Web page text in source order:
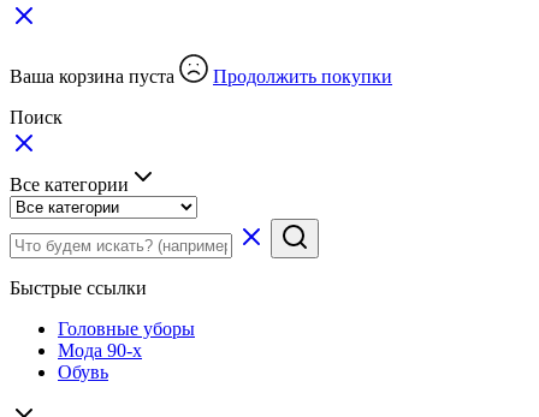
Ваша корзина пуста
Продолжить покупки
Поиск
Все категории
Быстрые ссылки
Головные уборы
Мода 90-х
Обувь